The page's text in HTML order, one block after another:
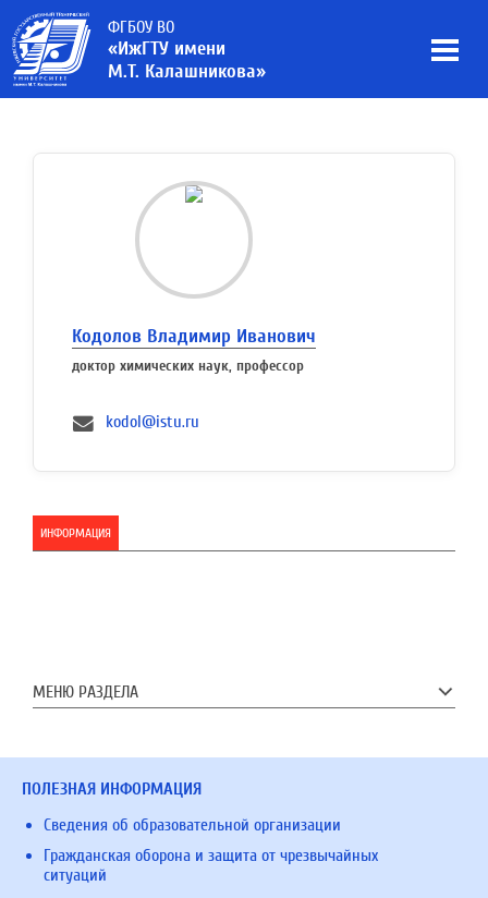
ФГБОУ ВО
«ИжГТУ имени
М.Т. Калашникова»
Кодолов Владимир Иванович
доктор химических наук, профессор
kodol@istu.ru
ИНФОРМАЦИЯ
МЕНЮ РАЗДЕЛА
ПОЛЕЗНАЯ ИНФОРМАЦИЯ
Сведения об образовательной организации
Гражданская оборона и защита от чрезвычайных
ситуаций